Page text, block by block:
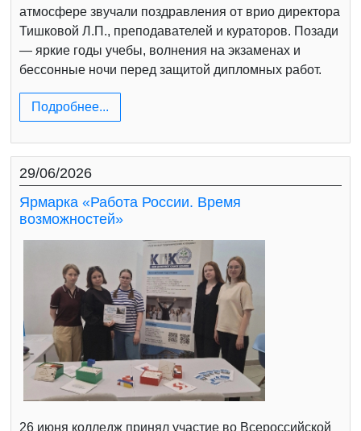
атмосфере звучали поздравления от врио директора
Тишковой Л.П., преподавателей и кураторов. Позади
— яркие годы учебы, волнения на экзаменах и
бессонные ночи перед защитой дипломных работ.
Подробнее...
29/06/2026
Ярмарка «Работа России. Время
возможностей»
26 июня колледж принял участие во Всероссийской